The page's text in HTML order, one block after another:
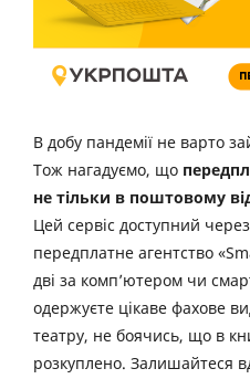
В добу пандемії не варто
Тож нагадуємо, що
не тільки в поштовому
Цей сервіс доступний
передплатне агентство
дві за комп’ютером чи
одержуєте цікаве фахове
театру, не боячись, що в
розкуплено. Залишайтеся